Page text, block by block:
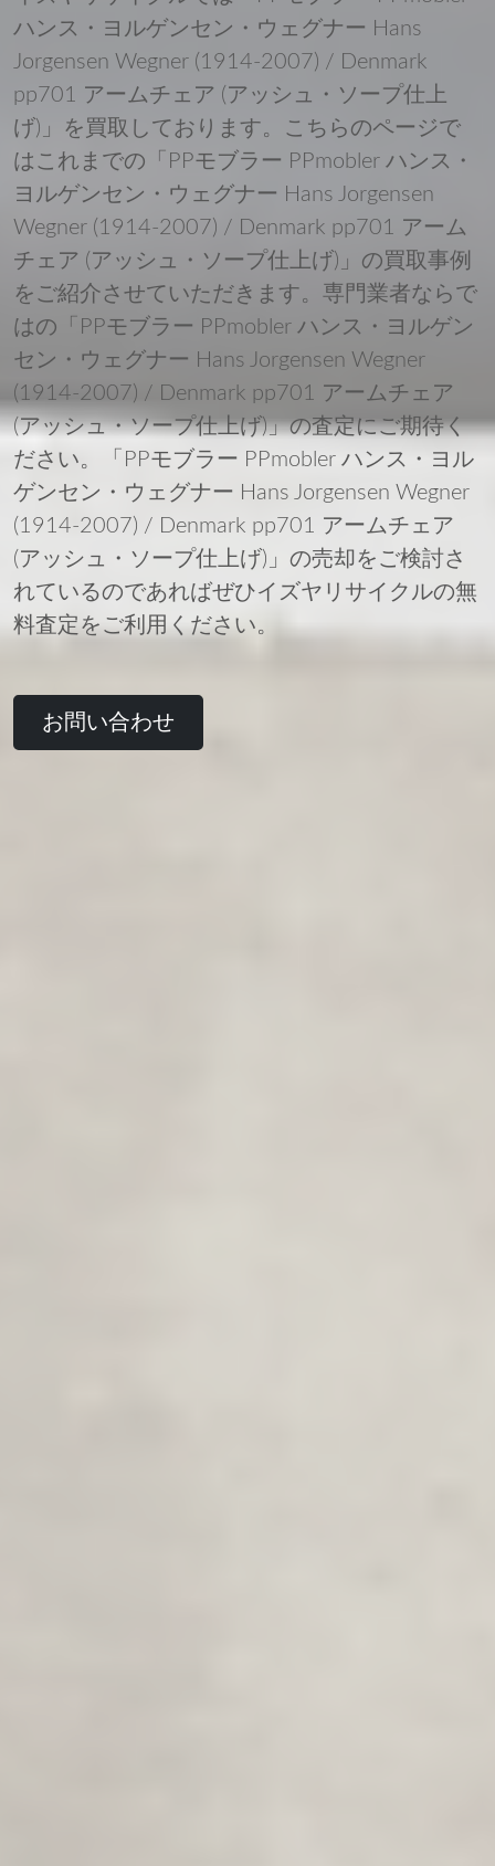
ハンス・ヨルゲンセン・ウェグナー Hans
Jorgensen Wegner (1914-2007) / Denmark
pp701 アームチェア (アッシュ・ソープ仕上
げ)」を買取しております。こちらのページで
はこれまでの「PPモブラー PPmobler ハンス・
ヨルゲンセン・ウェグナー Hans Jorgensen
Wegner (1914-2007) / Denmark pp701 アーム
チェア (アッシュ・ソープ仕上げ)」の買取事例
をご紹介させていただきます。専門業者ならで
はの「PPモブラー PPmobler ハンス・ヨルゲン
セン・ウェグナー Hans Jorgensen Wegner
(1914-2007) / Denmark pp701 アームチェア
(アッシュ・ソープ仕上げ)」の査定にご期待く
ださい。「PPモブラー PPmobler ハンス・ヨル
ゲンセン・ウェグナー Hans Jorgensen Wegner
(1914-2007) / Denmark pp701 アームチェア
(アッシュ・ソープ仕上げ)」の売却をご検討さ
れているのであればぜひイズヤリサイクルの無
料査定をご利用ください。
お問い合わせ